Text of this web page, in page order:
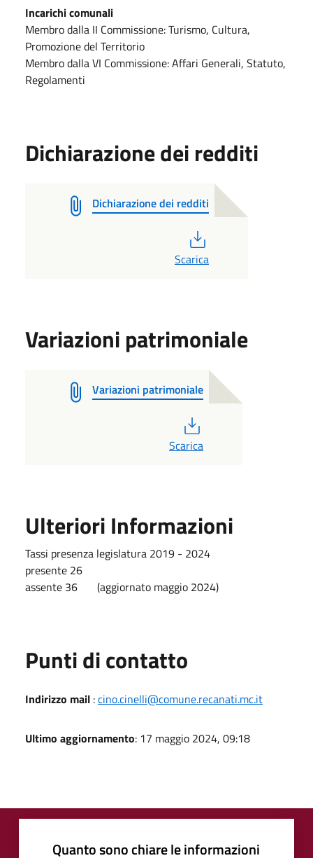
Incarichi comunali
Membro dalla II Commissione: Turismo, Cultura,
Promozione del Territorio
Membro dalla VI Commissione: Affari Generali, Statuto,
Regolamenti
Dichiarazione dei redditi
Dichiarazione dei redditi
Scarica
Variazioni patrimoniale
Variazioni patrimoniale
Scarica
Ulteriori Informazioni
Tassi presenza legislatura 2019 - 2024
presente 26
assente 36 (aggiornato maggio 2024)
Punti di contatto
Indirizzo mail :cino.cinelli@comune.recanati.mc.it
Ultimo aggiornamento: 17 maggio 2024, 09:18
Quanto sono chiare le informazioni